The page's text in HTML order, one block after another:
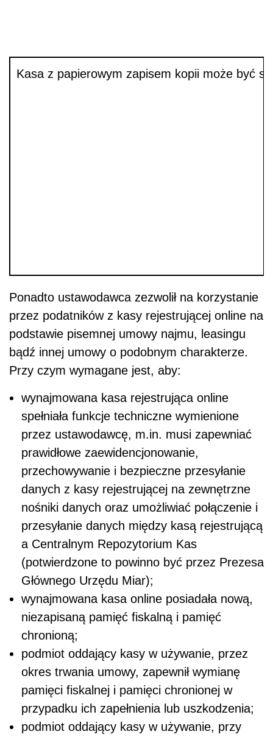
Kasa z papierowym zapisem kopii może być
Ponadto ustawodawca zezwolił na korzystanie
przez podatników z kasy rejestrującej online na
podstawie pisemnej umowy najmu, leasingu
bądź innej umowy o podobnym charakterze.
Przy czym wymagane jest, aby:
wynajmowana kasa rejestrująca online
spełniała funkcje techniczne wymienione
przez ustawodawcę, m.in. musi zapewniać
prawidłowe zaewidencjonowanie,
przechowywanie i bezpieczne przesyłanie
danych z kasy rejestrującej na zewnętrzne
nośniki danych oraz umożliwiać połączenie i
przesyłanie danych między kasą rejestrującą
a Centralnym Repozytorium Kas
(potwierdzone to powinno być przez Prezesa
Głównego Urzędu Miar);
wynajmowana kasa online posiadała nową,
niezapisaną pamięć fiskalną i pamięć
chronioną;
podmiot oddający kasy w używanie, przez
okres trwania umowy, zapewnił wymianę
pamięci fiskalnej i pamięci chronionej w
przypadku ich zapełnienia lub uszkodzenia;
podmiot oddający kasy w używanie, przy